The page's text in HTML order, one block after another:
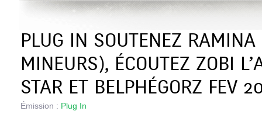
PLUG IN SOUTENEZ
MINEURS), ÉCOUTEZ ZOBI
STAR ET BELPHÉGORZ FEV
Émission : Plug In